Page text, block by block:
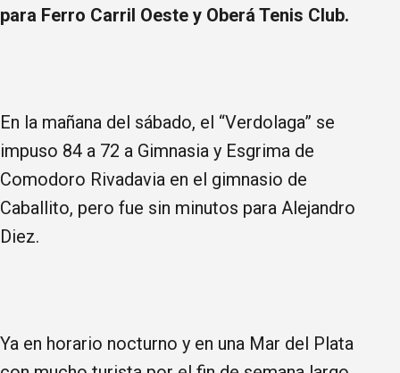
para Ferro Carril Oeste y Oberá Tenis Club.
En la mañana del sábado, el “Verdolaga” se
impuso 84 a 72 a Gimnasia y Esgrima de
Comodoro Rivadavia en el gimnasio de
Caballito, pero fue sin minutos para Alejandro
Diez.
Ya en horario nocturno y en una Mar del Plata